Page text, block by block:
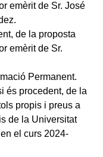
emèrit de Sr. José
de la proposta
emèrit de Sr.
Permanent.
és procedent, de la
propis i preus a
de la Universitat
el curs 2024-